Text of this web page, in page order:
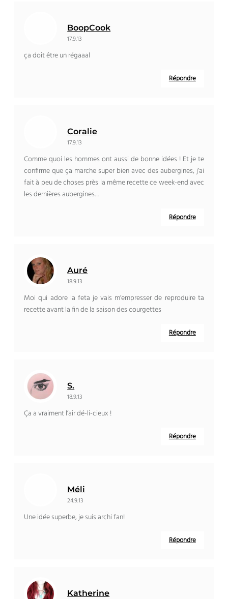
BoopCook
17.9.13
ça doit être un régaaal
Répondre
Coralie
17.9.13
Comme quoi les hommes ont aussi de bonne idées ! Et je te
confirme que ça marche super bien avec des aubergines, j’ai
fait à peu de choses près la même recette ce week-end avec
les dernières aubergines…
Répondre
Auré
18.9.13
Moi qui adore la feta je vais m’empresser de reproduire ta
recette avant la fin de la saison des courgettes
Répondre
S.
18.9.13
Ça a vraiment l’air dé-li-cieux !
Répondre
Méli
24.9.13
Une idée superbe, je suis archi fan!
Répondre
Katherine